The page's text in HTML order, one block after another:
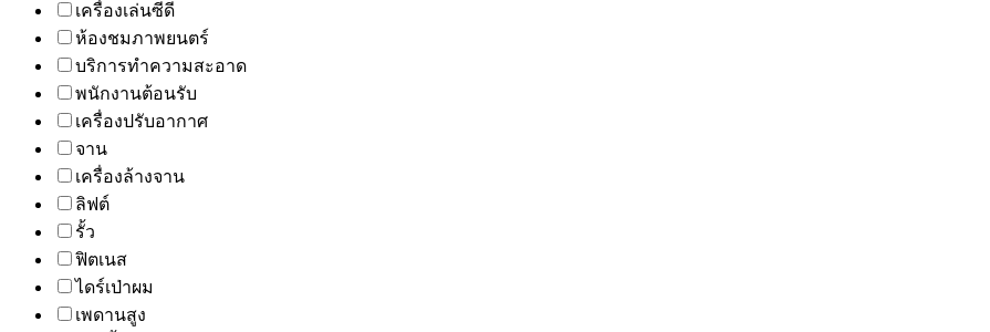
เครื่องเล่นซีดี
ห้องชมภาพยนตร์
บริการทำความสะอาด
พนักงานต้อนรับ
เครื่องปรับอากาศ
จาน
เครื่องล้างจาน
ลิฟต์
รั้ว
ฟิตเนส
ไดร์เป่าผม
เพดานสูง